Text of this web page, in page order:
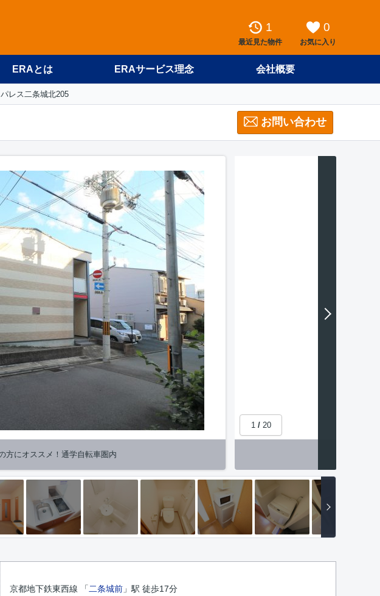
1
最近見た物件
0
お気に入り
ERAとは ERAサービス理念 会社概要
レス二条城北205
お問い合わせ
1/ 20
方にオススメ！通学自転車圏内
京都地下鉄東西線 「 二条城前 」駅 徒歩17分